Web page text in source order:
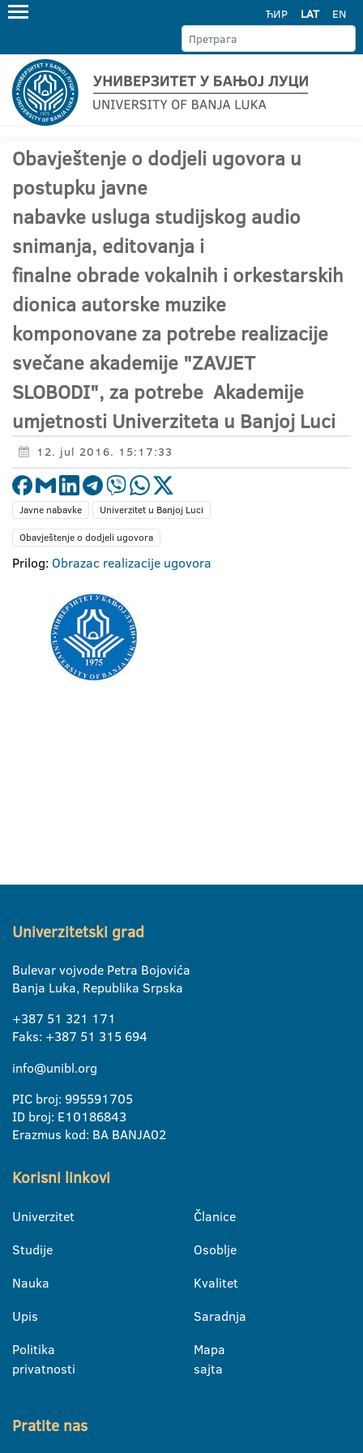
ЋИР LAT EN
Obavještenje o dodjeli ugovora u
postupku javne
nabavke usluga studijskog audio
snimanja, editovanja i
finalne obrade vokalnih i orkestarskih
dionica autorske muzike
komponovane za potrebe realizacije
svečane akademije "ZAVJET
SLOBODI", za potrebe Akademije
umjetnosti Univerziteta u Banjoj Luci
12. jul 2016. 15:17:33
Javne nabavke
Univerzitet u Banjoj Luci
Obavještenje o dodjeli ugovora
Prilog: Obrazac realizacije ugovora
Univerzitetski grad
Bulevar vojvode Petra Bojovića
Banja Luka, Republika Srpska
+387 51 321 171
Faks: +387 51 315 694
info@unibl.org
PIC broj: 995591705
ID broj: E10186843
Erazmus kod: BA BANJA02
Korisni linkovi
Univerzitet
Studije
Nauka
Upis
Politika
privatnosti
Članice
Osoblje
Kvalitet
Saradnja
Mapa
sajta
Pratite nas